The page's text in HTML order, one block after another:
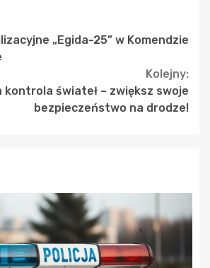
„Egida-25” w Komendzie
Kolejny:
kontrola świateł – zwiększ swoje
bezpieczeństwo na drodze!